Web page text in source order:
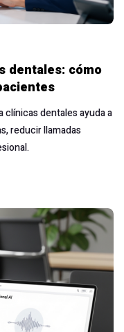
dentales: cómo
dentales ayuda a
reducir llamadas